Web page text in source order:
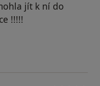
jít k ní do
!!!!!
Váš účet byl odstraněn